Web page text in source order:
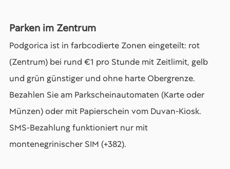
Parken im Zentrum
Podgorica ist in farbcodierte Zonen eingeteilt: rot
(Zentrum) bei rund €1 pro Stunde mit Zeitlimit, gelb
und grün günstiger und ohne harte Obergrenze.
Bezahlen Sie am Parkscheinautomaten (Karte oder
Münzen) oder mit Papierschein vom Duvan-Kiosk.
SMS-Bezahlung funktioniert nur mit
montenegrinischer SIM (+382).